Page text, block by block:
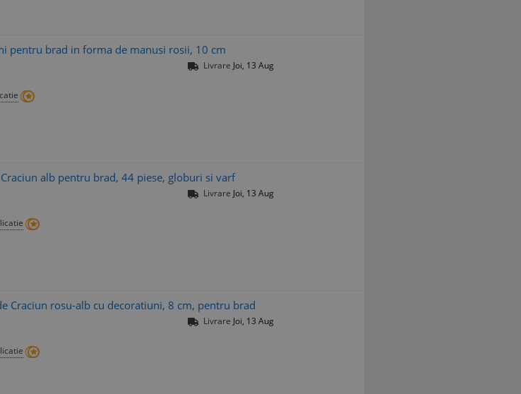
pentru brad in forma de manusi rosii, 10 cm
Livrare Joi, 13 Aug
alb pentru brad, 44 piese, globuri si varf
Livrare Joi, 13 Aug
Craciun rosu-alb cu decoratiuni, 8 cm, pentru brad
Livrare Joi, 13 Aug